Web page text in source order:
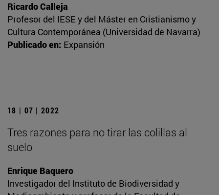
Ricardo Calleja
Profesor del IESE y del Máster en Cristianismo y
Cultura Contemporánea (Universidad de Navarra)
Publicado en: Expansión
18 | 07 | 2022
Tres razones para no tirar las colillas al
suelo
Enrique Baquero
Investigador del Instituto de Biodiversidad y